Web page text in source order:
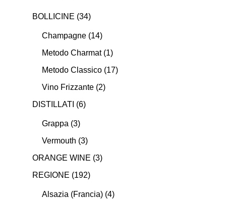
BOLLICINE (34)
Champagne (14)
Metodo Charmat (1)
Metodo Classico (17)
Vino Frizzante (2)
DISTILLATI (6)
Grappa (3)
Vermouth (3)
ORANGE WINE (3)
REGIONE (192)
Alsazia (Francia) (4)